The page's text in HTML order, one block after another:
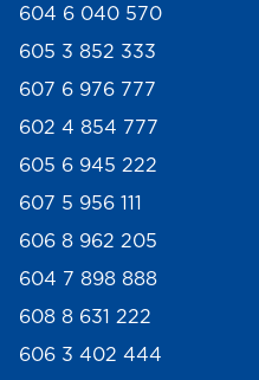
604 6 040 570
605 3 852 333
607 6 976 777
602 4 854 777
605 6 945 222
607 5 956 111
606 8 962 205
604 7 898 888
608 8 631 222
606 3 402 444